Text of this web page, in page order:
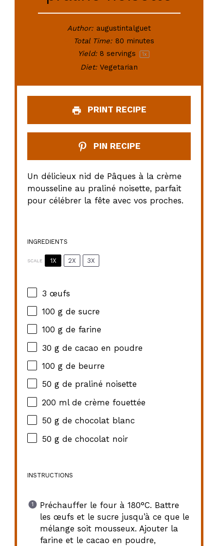
Author: augustintalguet
Total Time: 80 minutes
Yield: 8 servings 1x
Diet: Vegetarian
PRINT RECIPE
PIN RECIPE
Un délicieux nid de Pâques à la crème
mousseline au praliné noisette, parfait
pour célébrer la fête avec vos proches.
INGREDIENTS
SCALE 1X 2X 3X
3 œufs
100 g de sucre
100 g de farine
30 g de cacao en poudre
100 g de beurre
50 g de praliné noisette
200 ml de crème fouettée
50 g de chocolat blanc
50 g de chocolat noir
INSTRUCTIONS
Préchauffer le four à 180°C. Battre
les œufs et le sucre jusqu’à ce que le
mélange soit mousseux. Ajouter la
farine et le cacao en poudre,